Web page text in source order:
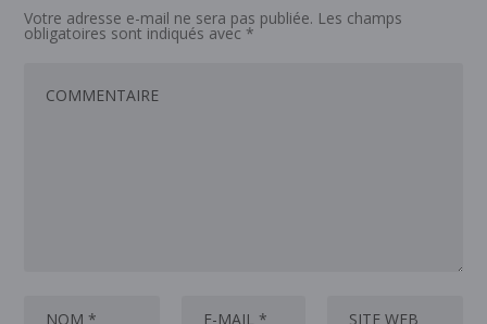
Votre adresse e-mail ne sera pas publiée. Les champs
obligatoires sont indiqués avec *